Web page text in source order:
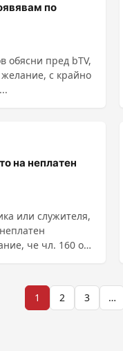
по
обясни пред bTV,
с крайно
на неплатен
или служителя,
че чл. 160 от
1 2 3 …